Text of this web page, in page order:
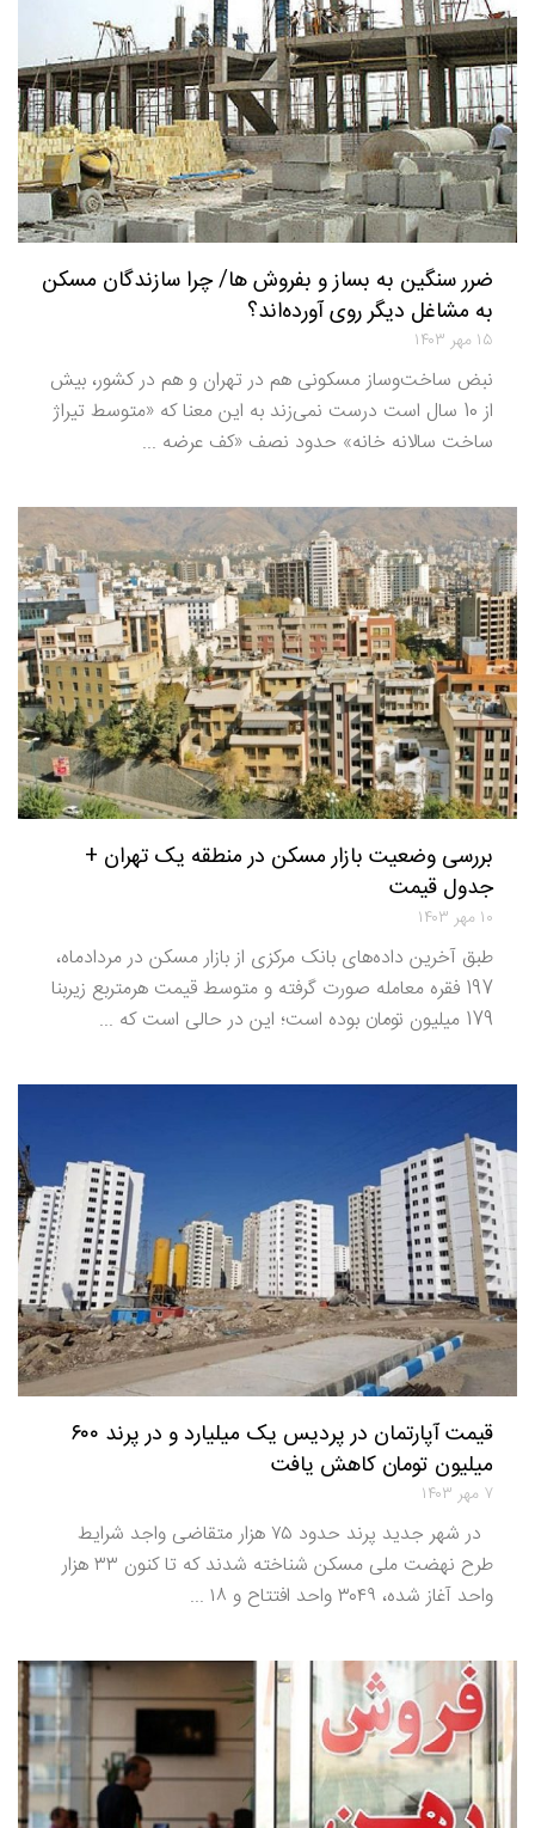
ضرر سنگین به بساز و بفروش ها/ چرا سازندگان مسکن
به مشاغل دیگر روی آورده‌اند؟
۱۵ مهر ۱۴۰۳
نبض ساخت‌وساز مسکونی هم در تهران و هم در کشور، بیش
از 10 سال است درست نمی‌‌‌‌زند به این معنا که «متوسط تیراژ
ساخت سالانه خانه» حدود نصف «کف عرضه ...
بررسی وضعیت بازار مسکن در منطقه یک تهران +
جدول قیمت
۱۰ مهر ۱۴۰۳
طبق آخرین داده‌های بانک مرکزی از بازار مسکن در مردادماه،
197 فقره معامله صورت گرفته و متوسط قیمت هرمتربع زیربنا
179 میلیون تومان بوده است؛ این در حالی است که ...
قیمت آپارتمان در پردیس یک میلیارد و در پرند ۶۰۰
میلیون تومان کاهش یافت
۷ مهر ۱۴۰۳
در شهر جدید پرند حدود ۷۵ هزار متقاضی واجد شرایط
طرح نهضت ملی مسکن شناخته شدند که تا کنون ۳۳ هزار
واحد آغاز شده، ۳۰۴۹ واحد افتتاح و ۱۸ ...